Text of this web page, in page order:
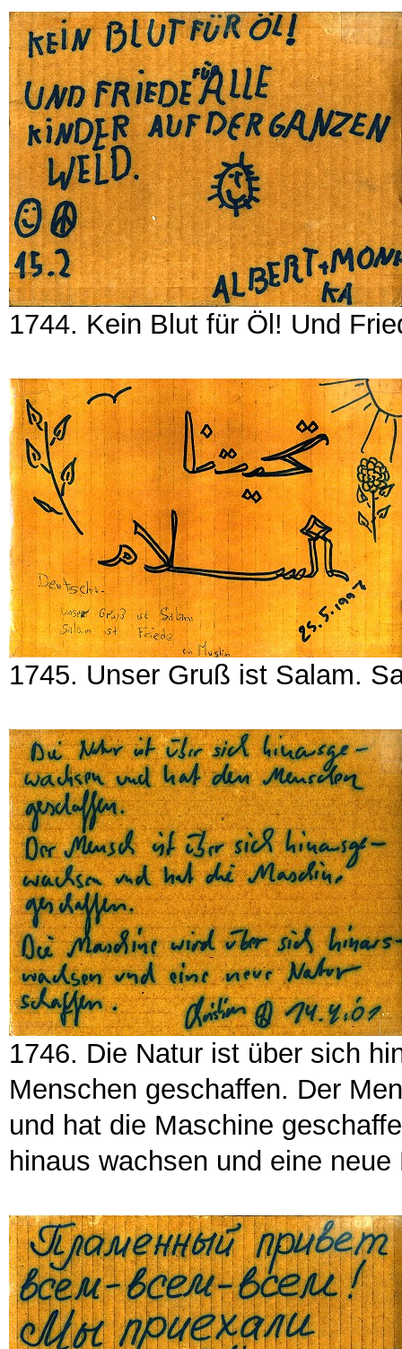
1744. Kein Blut für Öl! Und
1745. Unser Gruß ist Salam.
1746. Die Natur ist über sich
Menschen geschaffen. Der
und hat die Maschine
hinaus wachsen und eine